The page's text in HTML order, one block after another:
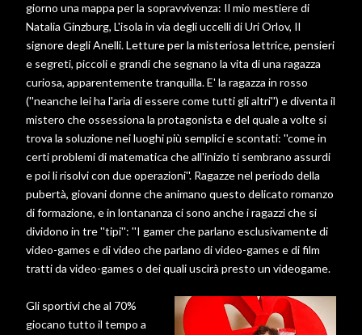
giorno una mappa per la sopravvivenza: Il mio mestiere di
Natalia Ginzburg, L'isola in via degli uccelli di Uri Orlov, Il
signore degli Anelli. Letture per la misteriosa lettrice, pensieri
e segreti, piccoli e grandi che segnano la vita di una ragazza
curiosa, apparentemente tranquilla. E' la ragazza in rosso
(''neanche lei ha l'aria di essere come tutti gli altri'') e diventa il
mistero che ossessiona la protagonista e del quale a volte si
trova la soluzione nei luoghi più semplici e scontati: ''come in
certi problemi di matematica che all'inizio ti sembrano assurdi
e poi li risolvi con due operazioni''. Ragazze nel periodo della
pubertà, giovani donne che animano questo delicato romanzo
di formazione, e in lontananza ci sono anche i ragazzi che si
dividono in tre ''tipi'': ''I gamer che parlano esclusivamente di
video-games e di video che parlano di video-games e di film
tratti da video-games o dei quali uscirà presto un videogame.
Gli sportivi che al 70%
giocano tutto il tempo a